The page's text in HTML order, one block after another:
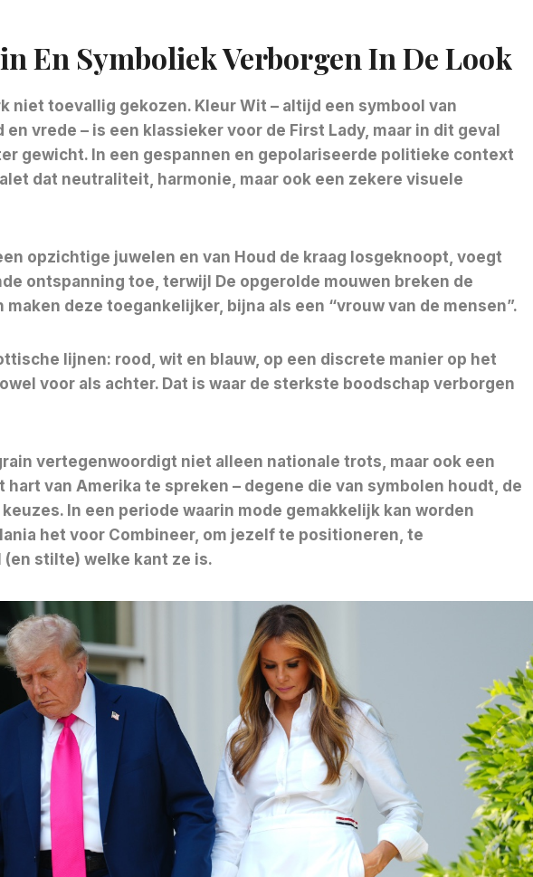
En Symboliek Verborgen In De Look
niet toevallig gekozen. Kleur Wit – altijd een symbool van
vrede – is een klassieker voor de First Lady, maar in dit geval
gewicht. In een gespannen en gepolariseerde politieke context
dat neutraliteit, harmonie, maar ook een zekere visuele
opzichtige juwelen en van Houd de kraag losgeknoopt, voegt
ontspanning toe, terwijl De opgerolde mouwen breken de
deze toegankelijker, bijna als een “vrouw van de mensen”.
lijnen: rood, wit en blauw, op een discrete manier op het
voor als achter. Dat is waar de sterkste boodschap verborgen
vertegenwoordigt niet alleen nationale trots, maar ook een
van Amerika te spreken – degene die van symbolen houdt, de
In een periode waarin mode gemakkelijk kan worden
het voor Combineer, om jezelf te positioneren, te
stilte) welke kant ze is.